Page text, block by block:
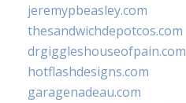
jeremypbeasley.com
thesandwichdepotcos.com
drgiggleshouseofpain.com
hotflashdesigns.com
garagenadeau.com